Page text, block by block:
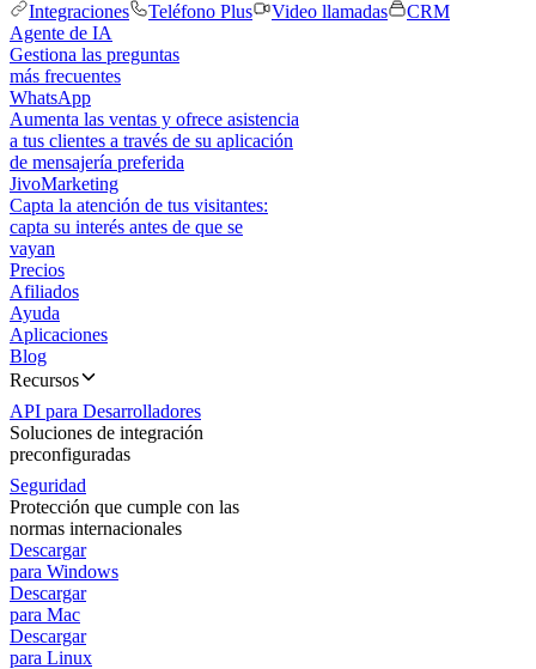
Integraciones
Teléfono Plus Video llamadas
CRM
Agente de IA
Gestiona las preguntas
más frecuentes
WhatsApp
Aumenta las ventas y ofrece asistencia
a tus clientes a través de su aplicación
de mensajería preferida
JivoMarketing
Capta la atención de tus visitantes:
capta su interés antes de que se
vayan
Precios
Afiliados
Ayuda
Aplicaciones
Blog
Recursos
API para Desarrolladores
Soluciones de integración
preconfiguradas
Seguridad
Protección que cumple con las
normas internacionales
Descargar
para Windows
Descargar
para Mac
Descargar
para Linux